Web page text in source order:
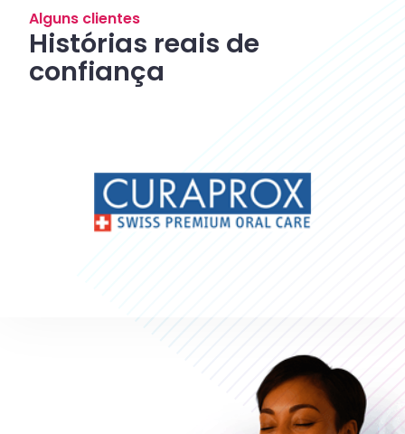
Alguns clientes
Histórias reais de
confiança